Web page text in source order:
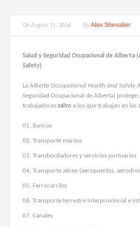
On August 11, 2016 By Alex Shevalier
Salud y Seguridad Ocupacional de Alberta
Safety)
La Alberta Occupational Health and Safety
Seguridad Ocupacional de Alberta) protege
trabajadores salvo a los que trabajan en las
Bancos
Transporte marino
Transbordadores y servicios portuarios
Transporte aéreo (aeropuertos,
Ferrocarriles
Transporte terrestre interprovincial e
Canales